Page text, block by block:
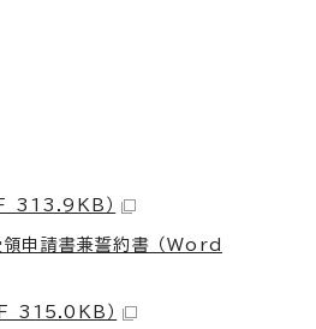
313.9KB）
領申請書兼誓約書 （Word
315.0KB）